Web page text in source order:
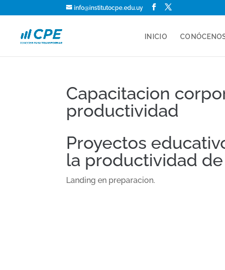
info@institutocpe.edu.uy
INICIO
Capacitacion
productividad
Proyectos
la productividad
Landing en preparacion.